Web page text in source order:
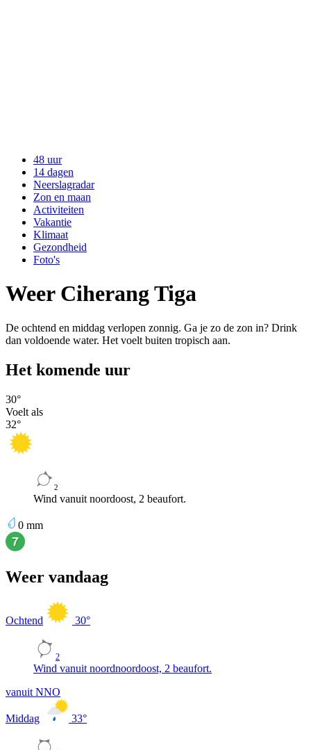
48 uur
14 dagen
Neerslagradar
Zon en maan
Activiteiten
Vakantie
Klimaat
Gezondheid
Foto's
Weer Ciherang Tiga
De ochtend en middag verlopen zonnig. Ga je zo de zon in? Drink
dan voldoende water. Het voelt buiten tropisch aan.
Het komende uur
30°
Voelt als
32°
2
Wind vanuit noordoost, 2 beaufort.
0 mm
Weer vandaag
Ochtend 30°
2
Wind vanuit noordnoordoost, 2 beaufort.
vanuit NNO
Middag 33°